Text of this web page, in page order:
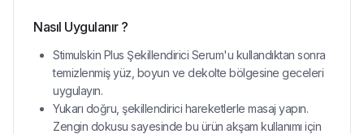
Nasıl Uygulanır ?
Stimulskin Plus Şekillendirici Serum'u kullandıktan sonra
temizlenmiş yüz, boyun ve dekolte bölgesine geceleri
uygulayın.
Yukarı doğru, şekillendirici hareketlerle masaj yapın.
Zengin dokusu sayesinde bu ürün akşam kullanımı için